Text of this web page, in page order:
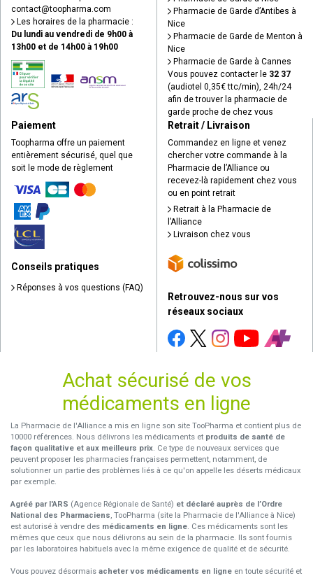
contact@toopharma.com
Les horaires de la pharmacie :
Du lundi au vendredi de 9h00 à
13h00 et de 14h00 à 19h00
Pharmacie de Garde d’Antibes à
Nice
Pharmacie de Garde de Menton à
Nice
Pharmacie de Garde à Cannes
Vous pouvez contacter le 32 37
(audiotel 0,35€ ttc/min), 24h/24
afin de trouver la pharmacie de
garde proche de chez vous
Paiement
Toopharma offre un paiement
entièrement sécurisé, quel que
soit le mode de règlement
Conseils pratiques
Réponses à vos questions (FAQ)
Retrait / Livraison
Commandez en ligne et venez
chercher votre commande à la
Pharmacie de l’Alliance ou
recevez-là rapidement chez vous
ou en point retrait
Retrait à la Pharmacie de
l’Alliance
Livraison chez vous
Retrouvez-nous sur vos
réseaux sociaux
Achat sécurisé de vos
médicaments en ligne
La Pharmacie de l'Alliance a mis en ligne son site TooPharma et contient plus de
10000 références. Nous délivrons les médicaments et produits de santé de
façon qualitative et aux meilleurs prix. Ce type de nouveaux services que
peuvent proposer les pharmacies françaises permettent, notamment, de
solutionner un partie des problèmes liés à ce qu'on appelle les déserts médicaux
par exemple.
Agréé par l'ARS (Agence Régionale de Santé) et déclaré auprès de l’Ordre
National des Pharmaciens, TooPharma (site la Pharmacie de l'Alliance à Nice)
est autorisé à vendre des médicaments en ligne. Ces médicaments sont les
mêmes que ceux que nous délivrons au sein de la pharmacie. Ils sont fournis
par les laboratoires habituels avec la même exigence de qualité et de sécurité.
Vous pouvez désormais acheter vos médicaments en ligne en toute sécurité et